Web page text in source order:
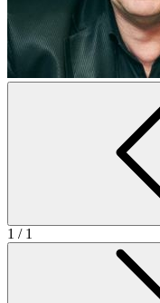
1 / 1